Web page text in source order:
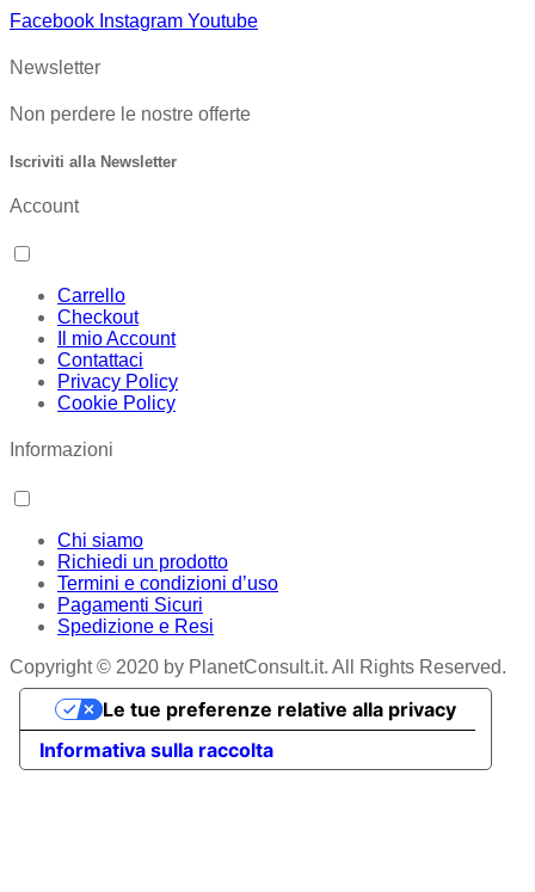
Facebook Instagram Youtube
Newsletter
Non perdere le nostre offerte
Iscriviti alla Newsletter
Account
Carrello
Checkout
Il mio Account
Contattaci
Privacy Policy
Cookie Policy
Informazioni
Chi siamo
Richiedi un prodotto
Termini e condizioni d’uso
Pagamenti Sicuri
Spedizione e Resi
Copyright © 2020 by PlanetConsult.it. All Rights Reserved.
Informativa sulla raccolta
Le tue preferenze relative alla privacy